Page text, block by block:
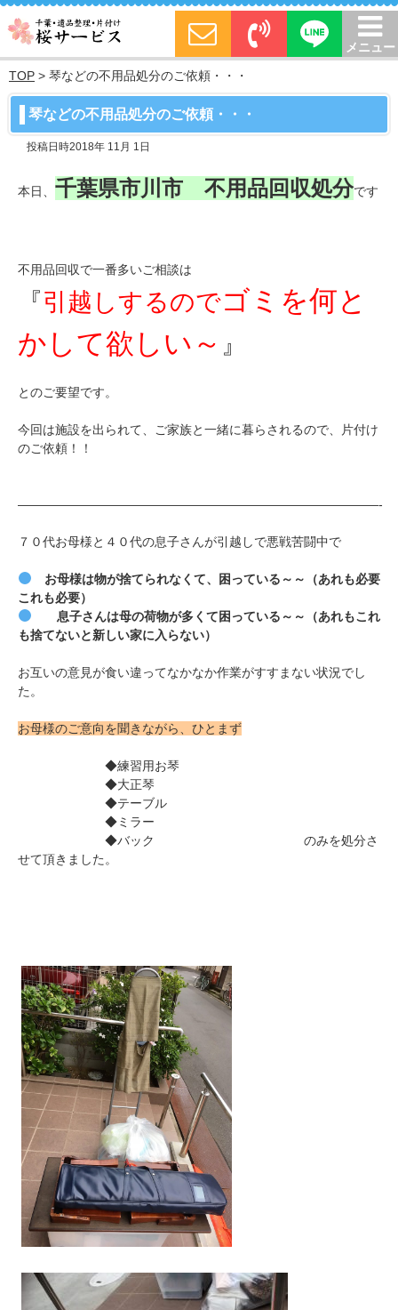
メニュー
TOP > 琴などの不用品処分のご依頼・・・
琴などの不用品処分のご依頼・・・
投稿日時2018年 11月 1日
本日 千葉県市川市 不用品回収処分です
不用品回収で一番多いご相談は
『引越しするのでゴミを何と
かして欲しい～ 』
とのご要望です。
今回は施設を出られて、ご家族と一緒に暮らされるので、片付け
のご依頼！！
—————————————————————————————-
７０代お母様と４０代の息子さんが引越しで悪戦苦闘中で
お母様は物が捨てられなくて、困っている～～（あれも必要
これも必要）
息子さんは母の荷物が多くて困っている～～（あれもこれ
も捨てないと新しい家に入らない）
お互いの意見が食い違ってなかなか作業がすすまない状況でし
た。
お母様のご意向を聞きながら、ひとまず
◆練習用お琴
◆大正琴
◆テーブル
◆ミラー
◆バック
のみを処分さ
せて頂きました。